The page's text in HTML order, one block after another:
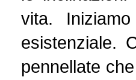
vita.
esistenziale.
pennellate